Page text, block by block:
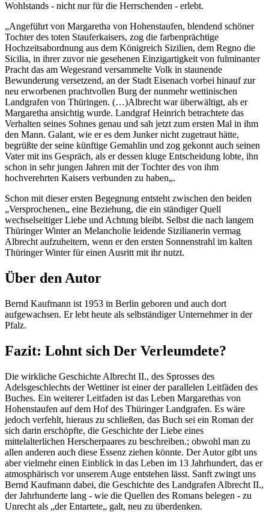
Wohlstands - nicht nur für die Herrschenden - erlebt.
„Angeführt von Margaretha von Hohenstaufen, blendend schöner
Tochter des toten Stauferkaisers, zog die farbenprächtige
Hochzeitsabordnung aus dem Königreich Sizilien, dem Regno die
Sicilia, in ihrer zuvor nie gesehenen Einzigartigkeit von fulminanter
Pracht das am Wegesrand versammelte Volk in staunende
Bewunderung versetzend, an der Stadt Eisenach vorbei hinauf zur
neu erworbenen prachtvollen Burg der nunmehr wettinischen
Landgrafen von Thüringen. (…)Albrecht war überwältigt, als er
Margaretha ansichtig wurde. Landgraf Heinrich betrachtete das
Verhalten seines Sohnes genau und sah jetzt zum ersten Mal in ihm
den Mann. Galant, wie er es dem Junker nicht zugetraut hätte,
begrüßte der seine künftige Gemahlin und zog gekonnt auch seinen
Vater mit ins Gespräch, als er dessen kluge Entscheidung lobte, ihn
schon in sehr jungen Jahren mit der Tochter des von ihm
hochverehrten Kaisers verbunden zu haben„.
Schon mit dieser ersten Begegnung entsteht zwischen den beiden
„Versprochenen„ eine Beziehung, die ein ständiger Quell
wechselseitiger Liebe und Achtung bleibt. Selbst die nach langem
Thüringer Winter an Melancholie leidende Sizilianerin vermag
Albrecht aufzuheitern, wenn er den ersten Sonnenstrahl im kalten
Thüringer Winter für einen Ausritt mit ihr nutzt.
Über den Autor
Bernd Kaufmann ist 1953 in Berlin geboren und auch dort
aufgewachsen. Er lebt heute als selbständiger Unternehmer in der
Pfalz.
Fazit: Lohnt sich Der Verleumdete?
Die wirkliche Geschichte Albrecht II., des Sprosses des
Adelsgeschlechts der Wettiner ist einer der parallelen Leitfäden des
Buches. Ein weiterer Leitfaden ist das Leben Margarethas von
Hohenstaufen auf dem Hof des Thüringer Landgrafen. Es wäre
jedoch verfehlt, hieraus zu schließen, das Buch sei ein Roman der
sich darin erschöpfte, die Geschichte der Liebe eines
mittelalterlichen Herscherpaares zu beschreiben.; obwohl man zu
allen anderen auch diese Essenz ziehen könnte. Der Autor gibt uns
aber vielmehr einen Einblick in das Leben im 13 Jahrhundert, das er
atmosphärisch vor unserem Auge entstehen lässt. Sanft zwingt uns
Bernd Kaufmann dabei, die Geschichte des Landgrafen Albrecht II.,
der Jahrhunderte lang - wie die Quellen des Romans belegen - zu
Unrecht als „der Entartete„ galt, neu zu überdenken.